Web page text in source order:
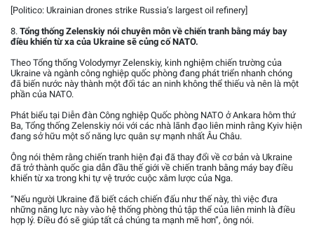
[Politico: Ukrainian drones strike Russia’s largest oil refinery]
8. Tổng thống Zelenskiy nói chuyên môn về chiến tranh bằng máy bay
điều khiển từ xa của Ukraine sẽ củng cố NATO.
Theo Tổng thống Volodymyr Zelenskiy, kinh nghiệm chiến trường của
Ukraine và ngành công nghiệp quốc phòng đang phát triển nhanh chóng
đã biến nước này thành một đối tác an ninh không thể thiếu và nên là một
phần của NATO.
Phát biểu tại Diễn đàn Công nghiệp Quốc phòng NATO ở Ankara hôm thứ
Ba, Tổng thống Zelenskiy nói với các nhà lãnh đạo liên minh rằng Kyiv hiện
đang sở hữu một số năng lực quân sự mạnh nhất Âu Châu.
Ông nói thêm rằng chiến tranh hiện đại đã thay đổi về cơ bản và Ukraine
đã trở thành quốc gia dẫn đầu thế giới về chiến tranh bằng máy bay điều
khiển từ xa trong khi tự vệ trước cuộc xâm lược của Nga.
“Nếu người Ukraine đã biết cách chiến đấu như thế này, thì việc đưa
những năng lực này vào hệ thống phòng thủ tập thể của liên minh là điều
hợp lý. Điều đó sẽ giúp tất cả chúng ta mạnh mẽ hơn”, ông nói.